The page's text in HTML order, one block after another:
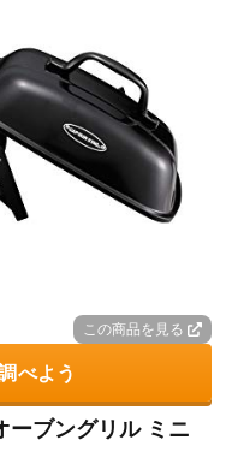
この商品を見る
べよう
ーブングリル ミニ